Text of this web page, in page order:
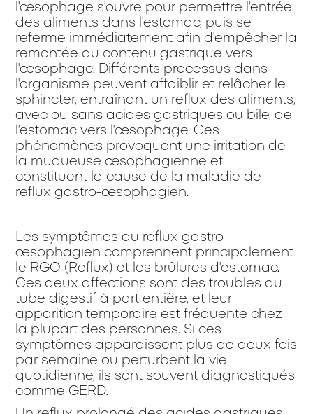
l'œsophage s'ouvre pour permettre l'entrée
des aliments dans l'estomac, puis se
referme immédiatement afin d'empêcher la
remontée du contenu gastrique vers
l'œsophage. Différents processus dans
l'organisme peuvent affaiblir et relâcher le
sphincter, entraînant un reflux des aliments,
avec ou sans acides gastriques ou bile, de
l'estomac vers l'œsophage. Ces
phénomènes provoquent une irritation de
la muqueuse œsophagienne et
constituent la cause de la maladie de
reflux gastro-œsophagien.
Les symptômes du reflux gastro-
œsophagien comprennent principalement
le RGO (Reflux) et les brûlures d'estomac.
Ces deux affections sont des troubles du
tube digestif à part entière, et leur
apparition temporaire est fréquente chez
la plupart des personnes. Si ces
symptômes apparaissent plus de deux fois
par semaine ou perturbent la vie
quotidienne, ils sont souvent diagnostiqués
comme GERD.